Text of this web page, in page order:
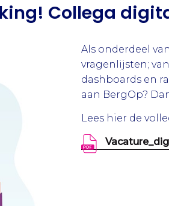
Collega
Als onderdeel
vragenlijsten;
dashboards en
aan BergOp?
Lees hier de